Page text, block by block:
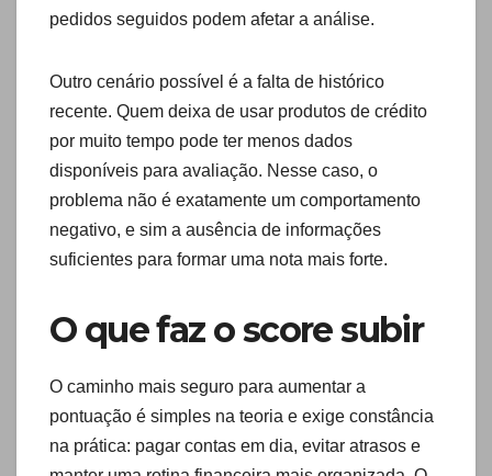
pedidos seguidos podem afetar a análise.
Outro cenário possível é a falta de histórico
recente. Quem deixa de usar produtos de crédito
por muito tempo pode ter menos dados
disponíveis para avaliação. Nesse caso, o
problema não é exatamente um comportamento
negativo, e sim a ausência de informações
suficientes para formar uma nota mais forte.
O que faz o score subir
O caminho mais seguro para aumentar a
pontuação é simples na teoria e exige constância
na prática: pagar contas em dia, evitar atrasos e